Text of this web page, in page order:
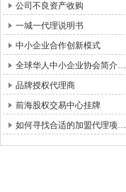
公司不良资产收购
一城一代理说明书
中小企业合作创新模式
全球华人中小企业协会简介…
品牌授权代理商
前海股权交易中心挂牌
如何寻找合适的加盟代理项…